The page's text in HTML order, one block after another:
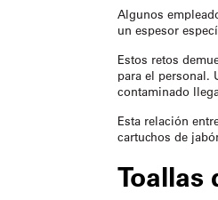
Algunos
un espesor
Estos retos
para el personal.
contaminado
Esta relación
cartuchos de
Toallas